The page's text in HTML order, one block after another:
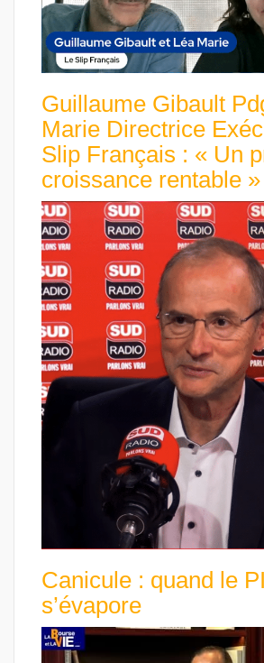
Guillaume Gibault
Marie Directrice
Slip Français : « Un
croissance rentable »
Canicule : quand le
s’évapore